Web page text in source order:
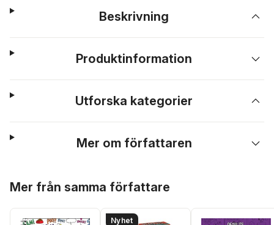
Beskrivning
Produktinformation
Utforska kategorier
Mer om författaren
Mer från samma författare
Nyhet